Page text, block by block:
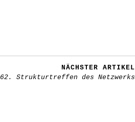
NÄCHSTER ARTIKEL
62. Strukturtreffen des Netzwerks